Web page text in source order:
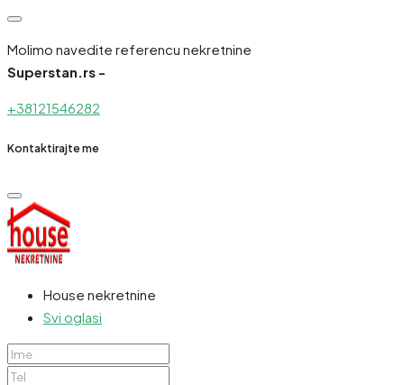
Molimo navedite referencu nekretnine
Superstan.rs -
+38121546282
Kontaktirajte me
House nekretnine
Svi oglasi